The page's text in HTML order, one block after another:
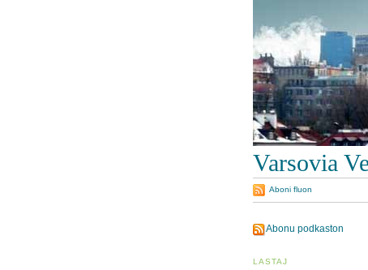
Varsovia
Aboni fluon
Abonu podkaston
LASTAJ